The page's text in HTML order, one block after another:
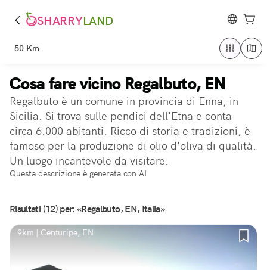
SHARRYLAND
50 Km
Cosa fare vicino Regalbuto, EN
Regalbuto è un comune in provincia di Enna, in
Sicilia. Si trova sulle pendici dell'Etna e conta
circa 6.000 abitanti. Ricco di storia e tradizioni, è
famoso per la produzione di olio d'oliva di qualità.
Un luogo incantevole da visitare.
Questa descrizione è generata con AI
Risultati (12) per: «Regalbuto, EN, Italia»
9km | Centuripe, EN